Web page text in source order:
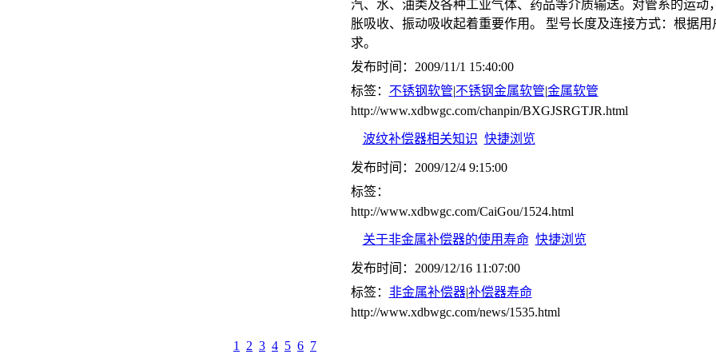
汽、水、油类及各种工业气体、药品等介质输送。对管系的运动
胀吸收、振动吸收起着重要作用。 型号长度及连接方式：根据用
求。
发布时间：2009/11/1 15:40:00
标签： 不锈钢软管|不锈钢金属软管|金属软管
http://www.xdbwgc.com/chanpin/BXGJSRGTJR.html
波纹补偿器相关知识 快捷浏览
发布时间：2009/12/4 9:15:00
标签：
http://www.xdbwgc.com/CaiGou/1524.html
关于非金属补偿器的使用寿命 快捷浏览
发布时间：2009/12/16 11:07:00
标签： 非金属补偿器|补偿器寿命
http://www.xdbwgc.com/news/1535.html
1 2 3 4 5 6 7